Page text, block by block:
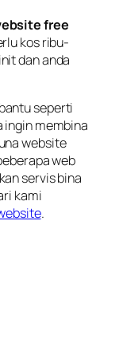
free
kos ribu-
dan anda
seperti
ingin membina
website
web
servis bina
kami
.